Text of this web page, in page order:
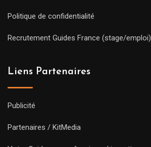
Politique de confidentialité
Recrutement Guides France (stage/emploi)
Liens Partenaires
Publicité
Partenaires / KitMedia